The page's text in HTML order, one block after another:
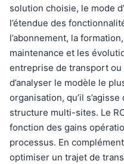
solution choisie, le mode
l’étendue des
l’abonnement, la
maintenance et les
entreprise de transport
d’analyser le modèle le
organisation, qu’il
structure multi-sites. Le
fonction des gains
processus. En
optimiser un trajet de